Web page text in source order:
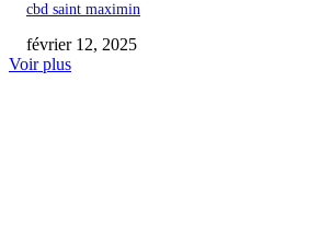
cbd saint maximin
février 12, 2025
Voir plus